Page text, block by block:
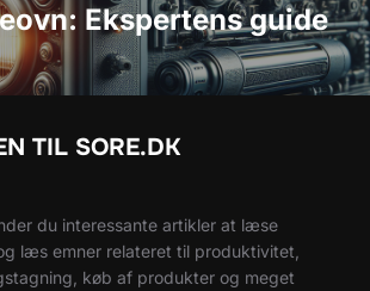
Ekspertens guide
TIL SORE.DK
du interessante artikler at læse
læs emner relateret til produktivitet,
køb af produkter og meget